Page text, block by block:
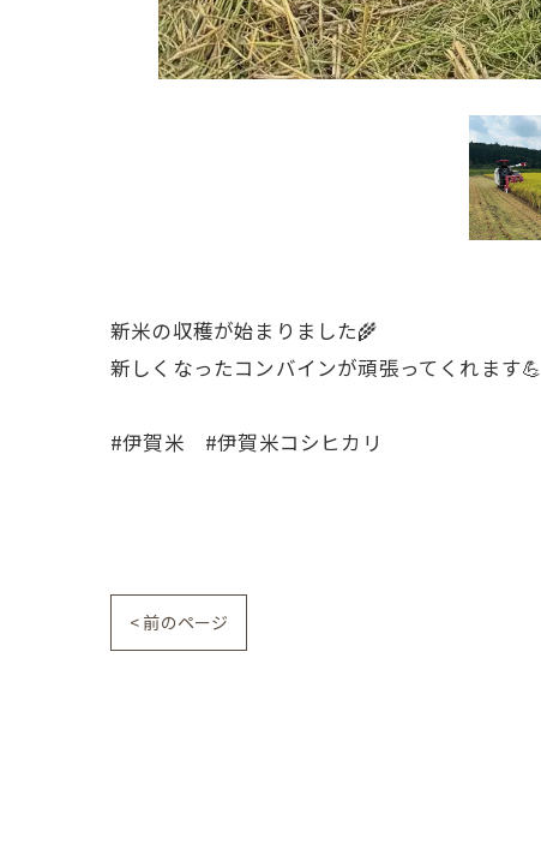
新米の収穫が始まりました🌾
新しくなったコンバインが頑張ってくれます💪
#伊賀米 #伊賀米コシヒカリ
< 前のページ